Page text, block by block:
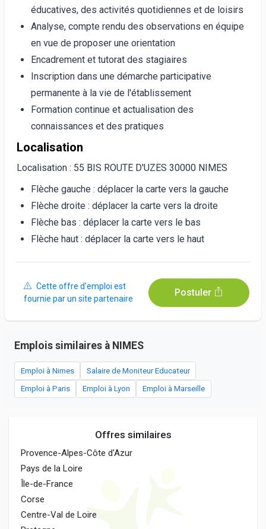
éducatives, des activités quotidiennes et de loisirs
Analyse, compte rendu des observations en équipe
en vue de proposer une orientation
Encadrement et tutorat des stagiaires
Inscription dans une démarche participative
permanente à la vie de l'établissement
Formation continue et actualisation des
connaissances et des pratiques
Localisation
Localisation : 55 BIS ROUTE D'UZES 30000 NIMES
Flèche gauche : déplacer la carte vers la gauche
Flèche droite : déplacer la carte vers la droite
Flèche bas : déplacer la carte vers le bas
Flèche haut : déplacer la carte vers le haut
Cette offre d'emploi est
fournie par un site partenaire
Postuler
Emplois similaires à NIMES
Emploi à Nimes Salaire de Moniteur Educateur
Emploi à Paris Emploi à Lyon Emploi à Marseille
Offres similaires
Provence-Alpes-Côte d'Azur
Pays de la Loire
Île-de-France
Corse
Centre-Val de Loire